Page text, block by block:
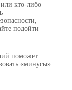
кто-либо
подойти
поможет
«минусы»